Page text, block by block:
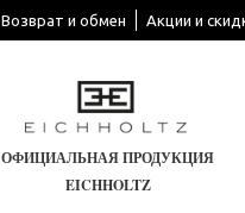
Возврат и обмен Акции и
ОФИЦИАЛЬНАЯ ПРОДУКЦИЯ
EICHHOLTZ